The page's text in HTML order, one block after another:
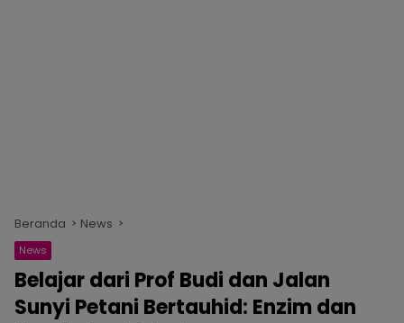
Beranda News
News
Belajar dari Prof Budi dan Jalan
Sunyi Petani Bertauhid: Enzim dan